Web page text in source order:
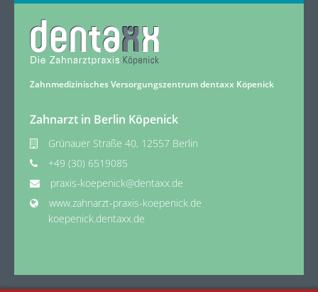
Zahnmedizinisches Versorgungszentrum dentaxx Köpenick
Zahnarzt in Berlin Köpenick
Grünauer Straße 40, 12557 Berlin
+49 (30) 6519085
praxis-koepenick@dentaxx.de
www.zahnarzt-praxis-koepenick.de
koepenick.dentaxx.de